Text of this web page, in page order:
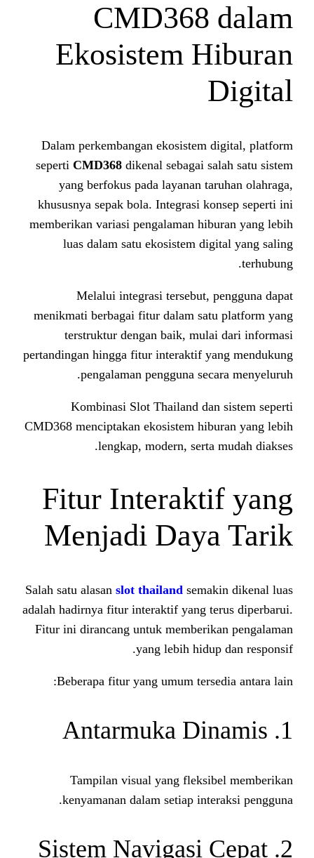
Ekosistem
Dalam perkembangan
sepertiCMD368dikenal sebagai
yang berfokus pada layanan
khususnya sepak bola. Integrasi
memberikan variasi pengalaman
luas dalam satu ekosistem
Melalui integrasi
menikmati berbagai fitur dalam
terstruktur dengan baik,
pertandingan hingga fitur interaktif
pengalaman pengguna
Kombinasi Slot Thailand
CMD368 menciptakan ekosistem
lengkap, modern,
Fitur
Menjadi
Salah satu alasanslot thailand
adalah hadirnya fitur interaktif yang
Fitur ini dirancang untuk
yang lebih
Beberapa fitur yang umum
Tampilan visual yang
kenyamanan dalam setiap